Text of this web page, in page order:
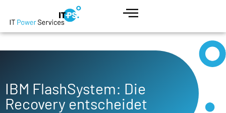
IBM FlashSystem: Die
Recovery entscheidet